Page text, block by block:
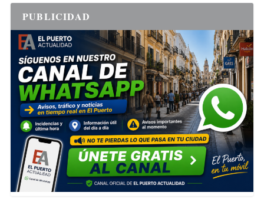
PUBLICIDAD